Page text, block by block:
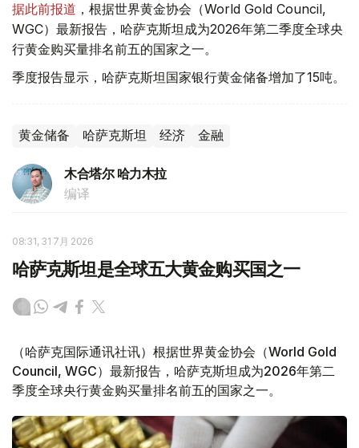
据此前报道 ，根据世界黄金协会（World Gold Council,
WGC）最新报告，哈萨克斯坦成为2026年第二季度全球央
行黄金购买量排名前五的国家之一。
季度报告显示，哈萨克斯坦国家银行黄金储备增加了15吨。
黄金储备 哈萨克斯坦 经济 金融
木合塔尔 哈力木拉
编译
08:31, 31 7月 2026
哈萨克斯坦是全球五大黄金购买国之一
（哈萨克国际通讯社讯）根据世界黄金协会（World Gold
Council, WGC）最新报告，哈萨克斯坦成为2026年第二
季度全球央行黄金购买量排名前五的国家之一。